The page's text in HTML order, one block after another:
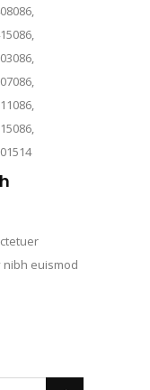
nibh euismod